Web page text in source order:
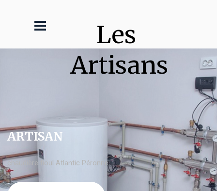
Les
Artisans
ARTISAN
chaudière fioul Atlantic Péronne